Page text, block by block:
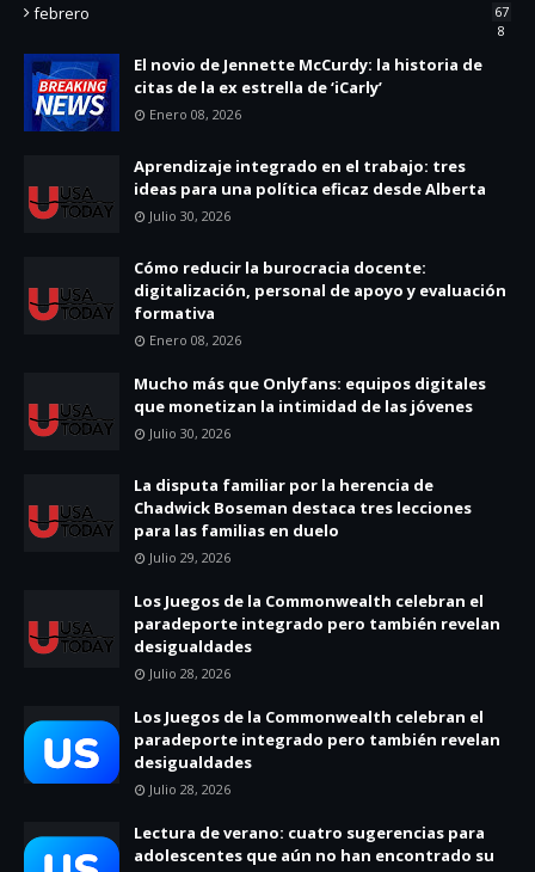
febrero
67
8
El novio de Jennette McCurdy: la historia de
citas de la ex estrella de ‘iCarly’
Enero 08, 2026
Aprendizaje integrado en el trabajo: tres
ideas para una política eficaz desde Alberta
Julio 30, 2026
Cómo reducir la burocracia docente:
digitalización, personal de apoyo y evaluación
formativa
Enero 08, 2026
Mucho más que Onlyfans: equipos digitales
que monetizan la intimidad de las jóvenes
Julio 30, 2026
La disputa familiar por la herencia de
Chadwick Boseman destaca tres lecciones
para las familias en duelo
Julio 29, 2026
Los Juegos de la Commonwealth celebran el
paradeporte integrado pero también revelan
desigualdades
Julio 28, 2026
Los Juegos de la Commonwealth celebran el
paradeporte integrado pero también revelan
desigualdades
Julio 28, 2026
Lectura de verano: cuatro sugerencias para
adolescentes que aún no han encontrado su